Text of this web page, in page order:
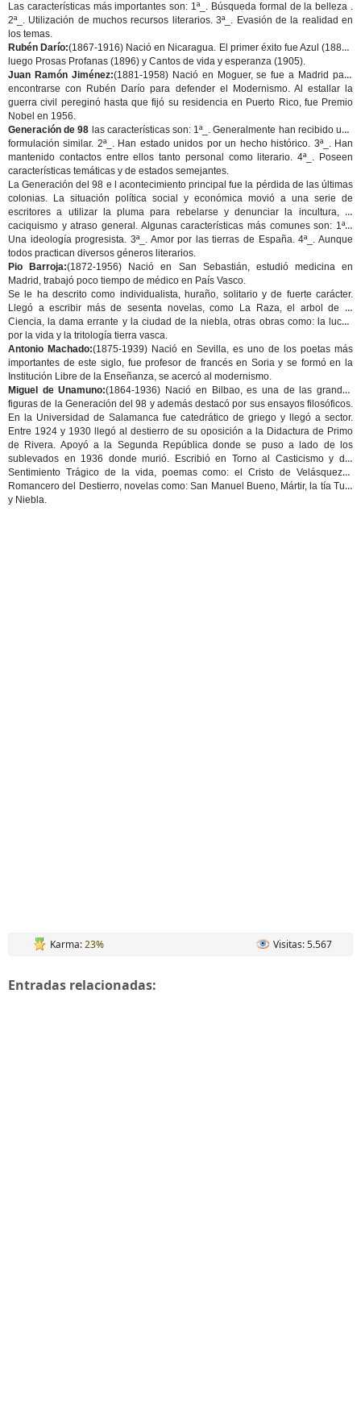
Las características más importantes son: 1ª_. Búsqueda formal de la belleza .
2ª_. Utilización de muchos recursos literarios. 3ª_. Evasión de la realidad en
los temas.
Rubén Darío:(1867-1916) Nació en Nicaragua. El primer éxito fue Azul (1888),
luego Prosas Profanas (1896) y Cantos de vida y esperanza (1905).
Juan Ramón Jiménez:(1881-1958) Nació en Moguer, se fue a Madrid para
encontrarse con Rubén Darío para defender el Modernismo. Al estallar la
guerra civil pereginó hasta que fijó su residencia en Puerto Rico, fue Premio
Nobel en 1956.
Generación de 98 las características son: 1ª_. Generalmente han recibido una
formulación similar. 2ª_. Han estado unidos por un hecho histórico. 3ª_. Han
mantenido contactos entre ellos tanto personal como literario. 4ª_. Poseen
características temáticas y de estados semejantes.
La Generación del 98 e l acontecimiento principal fue la pérdida de las últimas
colonias. La situación política social y económica movió a una serie de
escritores a utilizar la pluma para rebelarse y denunciar la incultura, el
caciquismo yatraso general . Algunas características más comunes son: 1ª_.
Una ideología progresista. 3ª_. Amor por las tierras de España. 4ª_. Aunque
todos practican diversos géneros literarios.
Pio Barroja:(1872-1956) Nació en San Sebastián, estudió medicina en
Madrid, trabajó poco tiempo de médico en País Vasco.
Se le ha descrito como individualista, huraño, solitario y de fuerte carácter.
Llegó a escribir más de sesenta novelas, como
La Raza,el arbol de la
Ciencia, la dama errante y la ciudad de la niebla, otras obras como: la lucha
por la vida y la tritología tierra vasca.
Antonio Machado:(1875-1939) Nació en Sevilla, es uno de los poetas más
importantes de este siglo, fue profesor de francés en Soria y se formó en la
Institución Libre de la Enseñanza, se acercó al modernismo.
Miguel de Unamuno:(1864-1936) Nació en Bilbao, es una de las grandes
figuras de la Generación del 98 y además destacó por sus ensayos filosóficos.
En la Universidad de Salamanca fue catedrático de griego y llegó a sector.
Entre 1924 y 1930 llegó al destierro de su oposición a la Didactura de Primo
de Rivera. Apoyó a la Segunda República donde se puso a lado de los
sublevados en 1936 donde murió. Escribió en Torno al Casticismoydel
Sentimiento Trágico de la vida, poemas como:el Cristo de Velásquezy
Romancero del Destierro, novelas como:San Manuel Bueno, Mártir, la tía Tula
y Niebla.
Karma:23% Visitas: 5.567
Entradas relacionadas: